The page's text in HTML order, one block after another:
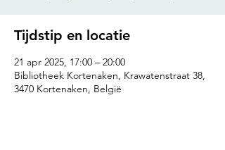
Tijdstip en locatie
21 apr 2025, 17:00 – 20:00
Bibliotheek Kortenaken, Krawatenstraat 38,
3470 Kortenaken, België